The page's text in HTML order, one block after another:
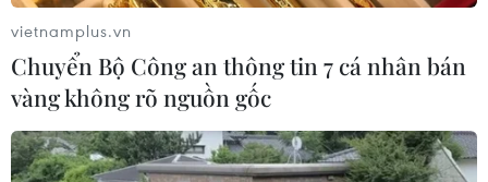
Nhật Bản: Sạt lở đất khiến gần 400
du khách mắc kẹt
09/08/2026 03:52
vietnamplus.vn
Chuyển Bộ Công an thông tin 7 cá nhân bán
vàng không rõ nguồn gốc